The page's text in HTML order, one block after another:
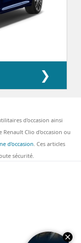
❯
d'occasion ainsi
Clio d'occasion ou
d'occasion. Ces articles
sécurité.